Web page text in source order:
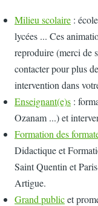
Milieu scolaire :
lycées ... Ces
reproduire (merci de
contacter pour plus
intervention dans
Enseignant(e)s :
Ozanam ...) et
Formation des
Didactique et
Saint Quentin et
Artigue.
Grand publicet